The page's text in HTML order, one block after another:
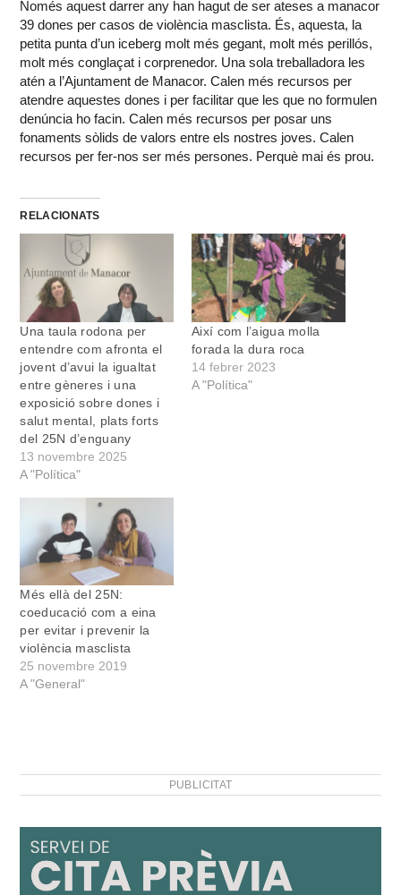
Només aquest darrer any han hagut de ser ateses a manacor
39 dones per casos de violència masclista. És, aquesta, la
petita punta d’un iceberg molt més gegant, molt més perillós,
molt més conglaçat i corprenedor. Una sola treballadora les
atén a l’Ajuntament de Manacor. Calen més recursos per
atendre aquestes dones i per facilitar que les que no formulen
denúncia ho facin. Calen més recursos per posar uns
fonaments sòlids de valors entre els nostres joves. Calen
recursos per fer-nos ser més persones. Perquè mai és prou.
RELACIONATS
Una taula rodona per
entendre com afronta el
jovent d’avui la igualtat
entre gèneres i una
exposició sobre dones i
salut mental, plats forts
del 25N d’enguany
13 novembre 2025
A "Política"
Així com l’aigua molla
forada la dura roca
14 febrer 2023
A "Política"
Més ellà del 25N:
coeducació com a eina
per evitar i prevenir la
violència masclista
25 novembre 2019
A "General"
PUBLICITAT